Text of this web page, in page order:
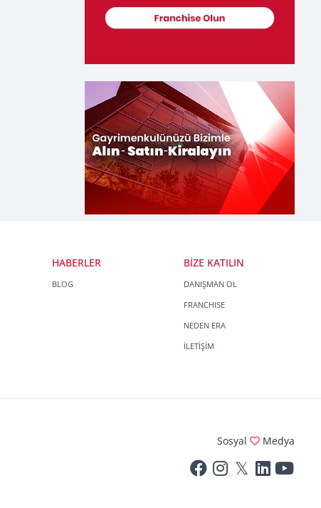
HABERLER
BLOG
BİZE KATILIN
DANIŞMAN OL
FRANCHISE
NEDEN ERA
İLETİŞİM
Sosyal Medya